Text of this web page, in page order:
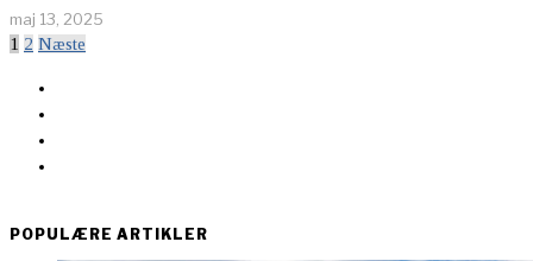
maj 13, 2025
1 2 Næste
POPULÆRE ARTIKLER